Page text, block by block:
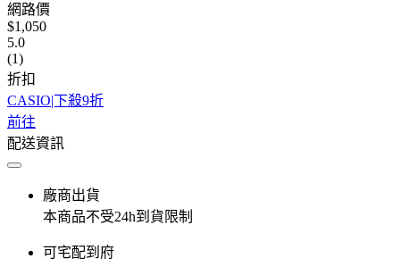
網路價
$1,050
5.0
(1)
折扣
CASIO|下殺9折
前往
配送資訊
廠商出貨
本商品不受24h到貨限制
可宅配到府